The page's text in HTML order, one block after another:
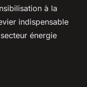
à la
indispensable
énergie